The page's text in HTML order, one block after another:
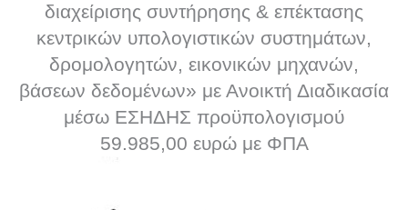
διαχείρισης συντήρησης & επέκτασης
κεντρικών υπολογιστικών συστημάτων,
δρομολογητών, εικονικών μηχανών,
βάσεων δεδομένων» με Ανοικτή Διαδικασία
μέσω ΕΣΗΔΗΣ προϋπολογισμού
59.985,00 ευρώ με ΦΠΑ